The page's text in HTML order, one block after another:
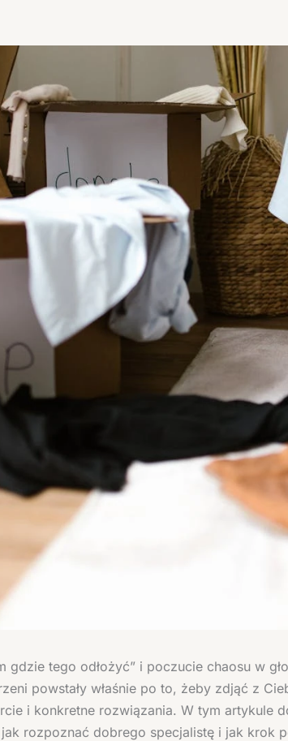
gdzie tego odłożyć” i poczucie chaosu w
powstały właśnie po to, żeby zdjąć z
i konkretne rozwiązania. W tym artykule
jak rozpoznać dobrego specjalistę i jak krok